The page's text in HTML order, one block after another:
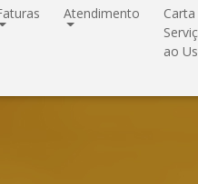
Atendimento
ao